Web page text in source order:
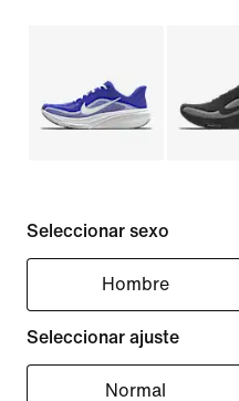
Seleccionar sexo
Hombre
Seleccionar ajuste
Normal